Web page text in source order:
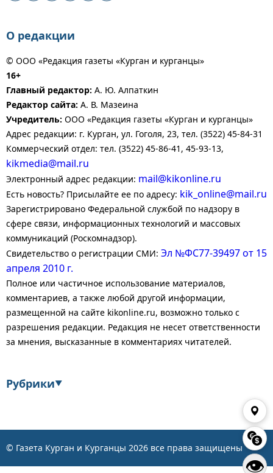
👁
О редакции
© ООО «Редакция газеты «Курган и курганцы»
16+
Главный редактор: А. Ю. Алпаткин
Редактор сайта: А. В. Мазеина
Учредитель: ООО «Редакция газеты «Курган и курганцы»
Адрес редакции: г. Курган, ул. Гоголя, 23, тел. (3522) 45-84-31
Коммерческий отдел: тел. (3522) 45-86-41, 45-93-13,
kikmedia@mail.ru
Электронный адрес редакции: mail@kikonline.ru
Есть новость? Присылайте ее по адресу: kik_online@mail.ru
Зарегистрировано Федеральной службой по надзору в
сфере связи, информационных технологий и массовых
коммуникаций (Роскомнадзор).
Свидетельство о регистрации СМИ: Эл №ФС77-39497 от 15
апреля 2010 г.
Полное или частичное использование материалов,
комментариев, а также любой другой информации,
размещенной на сайте kikonline.ru, возможно только с
разрешения редакции. Редакция не несет ответственности
за мнения, высказанные в комментариях читателей.
Рубрики▼
© Газета Курган и Курганцы 2026 все права защищены